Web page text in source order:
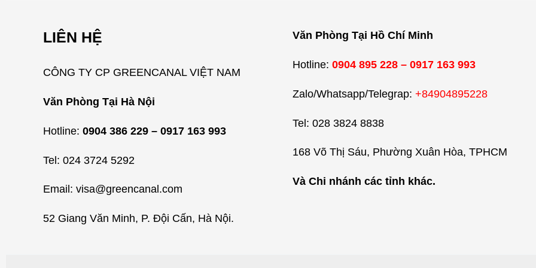
LIÊN HỆ
CÔNG TY CP GREENCANAL VIỆT NAM
Văn Phòng Tại Hà Nội
Hotline: 0904 386 229 – 0917 163 993
Tel: 024 3724 5292
Email: visa@greencanal.com
52 Giang Văn Minh, P. Đội Cấn, Hà Nội.
Văn Phòng Tại Hồ Chí Minh
Hotline: 0904 895 228 – 0917 163 993
Zalo/Whatsapp/Telegrap: +84904895228
Tel: 028 3824 8838
168 Võ Thị Sáu, Phường Xuân Hòa, TPHCM
Và Chi nhánh các tỉnh khác.